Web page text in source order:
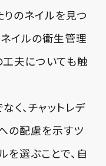
のネイルを見つ
ネイルの衛生管理
夫についても触
く、チャットレデ
の配慮を示すツ
を選ぶことで、自